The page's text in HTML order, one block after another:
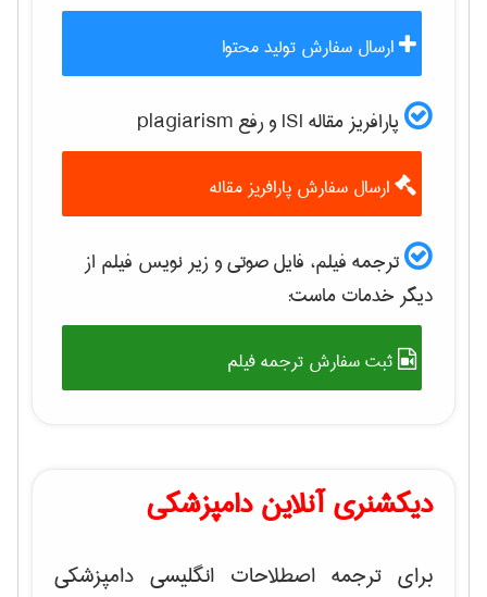
ارسال سفارش تولید محتوا
پارافریز مقاله ISI و رفع plagiarism
ارسال سفارش پارافریز مقاله
ترجمه فیلم، فایل صوتی و زیر نویس فیلم از
دیگر خدمات ماست:
ثبت سفارش ترجمه فیلم
دیکشنری آنلاین دامپزشکی
برای ترجمه اصطلاحات انگلیسی دامپزشکی